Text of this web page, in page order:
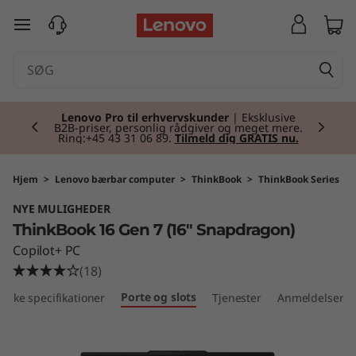
T
B
o
o
k
spring til hovedindhold
Lenovo Pro til erhvervskunder| Eksklusive
B2B-priser, personlig rådgiver og meget mere.
Ring:+45 43 31 06 89. Tilmeld dig GRATIS nu.
Currently displaying item 2 of 2
Hjem > Lenovo bærbar computer > ThinkBook > ThinkBook Series
NYE MULIGHEDER
ThinkBook 16 Gen 7 (16" Snapdragon)
Copilot+ PC
(18)
specifikationer Porte og slots Tjenester Anmeldelser